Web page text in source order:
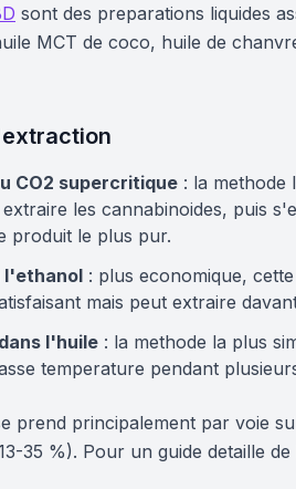
sont des preparations liquides
MCT de coco, huile de
CO2 supercritique : la methode
les cannabinoides, puis
produit le plus pur.
l'ethanol : plus economique,
mais peut extraire
l'huile : la methode la plus
temperature pendant
prend principalement par voie
35 %). Pour un guide detaille